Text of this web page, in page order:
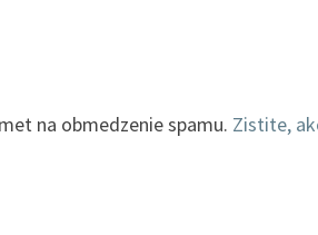
na obmedzenie spamu. Zistite,